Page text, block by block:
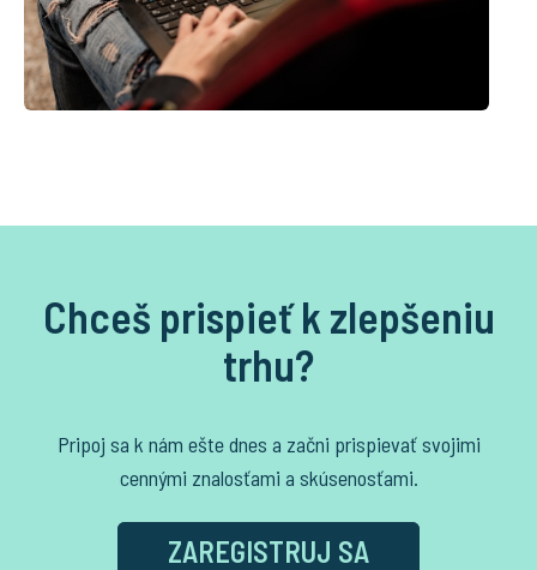
Chceš prispieť k zlepšeniu
trhu?
Pripoj sa k nám ešte dnes a začni prispievať svojimi
cennými znalosťami a skúsenosťami.
ZAREGISTRUJ SA